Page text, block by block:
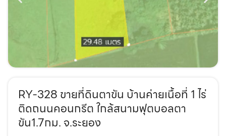
RY-328 ขายที่ดินตาขัน บ้านค่ายเนื้อที่ 1 ไร่
ติดถนนคอนกรีต ใกล้สนามฟุตบอลตา
ขัน1.7กม. จ.ระยอง